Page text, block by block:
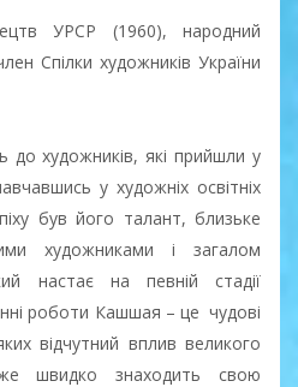
УРСР (1960), народний
Спілки художників України
художників, які прийшли у
у художніх освітніх
був його талант, близьке
художниками і загалом
настає на певній стадії
роботи Кашшая – це чудові
відчутний вплив великого
швидко знаходить свою